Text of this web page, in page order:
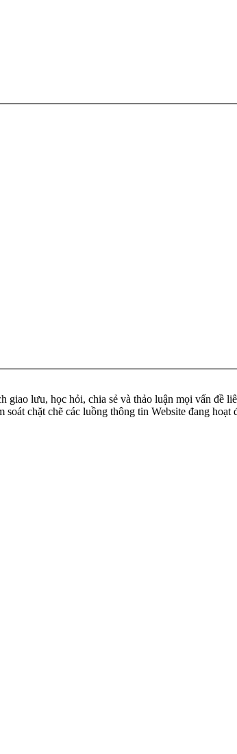
lưu, học hỏi, chia sẻ và thảo luận mọi vấn đề
chặt chẽ các luồng thông tin Website đang hoạt